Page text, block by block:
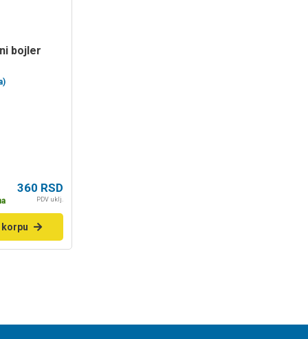
360 RSD
PDV uklj.
korpu